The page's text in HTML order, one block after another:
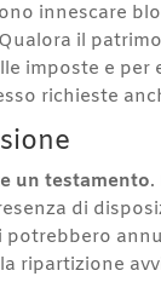
innescare
il
imposte e
richieste
un testamento.
di
ripartizione